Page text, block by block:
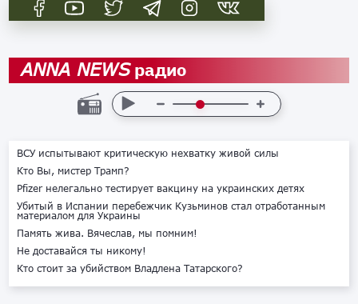
ANNA NEWSрадио
ВСУ испытывают критическую нехватку живой силы
Кто Вы, мистер Трамп?
Pfizer нелегально тестирует вакцину на украинских детях
Убитый в Испании перебежчик Кузьминов стал отработанным
материалом для Украины
Память жива. Вячеслав, мы помним!
Не доставайся ты никому!
Кто стоит за убийством Владлена Татарского?